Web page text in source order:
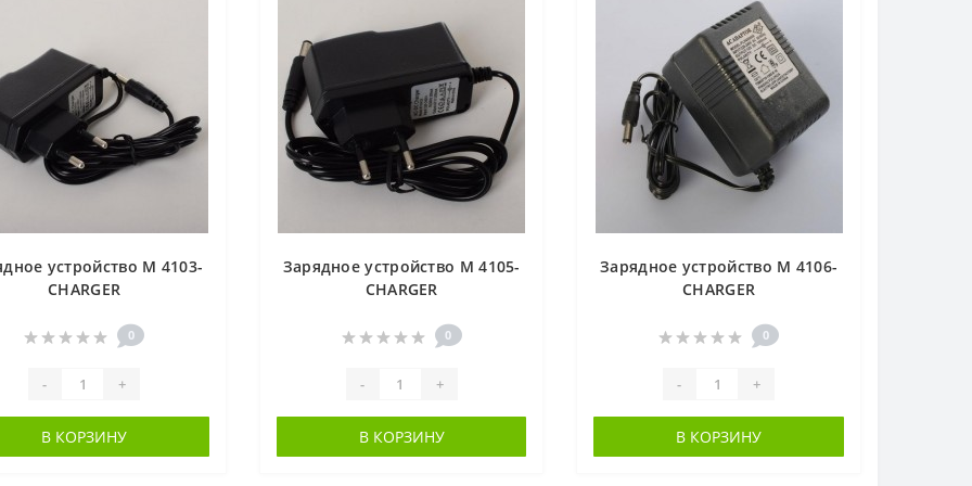
устройство M 4103-
CHARGER
0
- +
В КОРЗИНУ
Зарядное устройство M 4105-
CHARGER
0
- +
В КОРЗИНУ
Зарядное устройство M 4106-
CHARGER
0
- +
В КОРЗИНУ